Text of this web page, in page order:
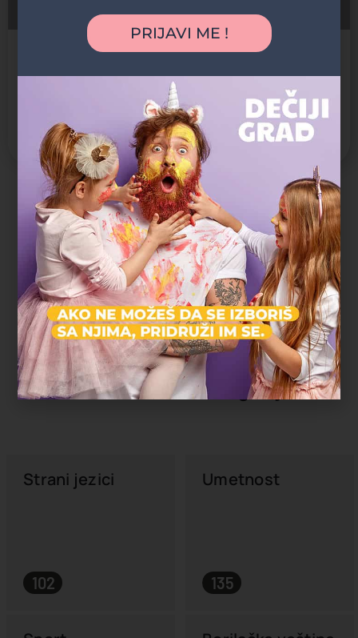
EDUKA – Where Wellbeing Thrives and Every Child Strives
Internacionalna škola, Privatna škola
Savski Venac
Istraži ostale kategorije
Strani jezici
102
Umetnost
135
PRIJAVI ME !